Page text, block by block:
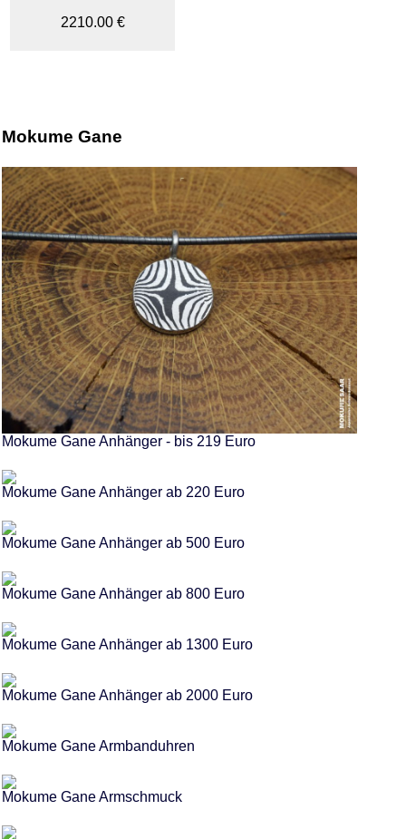
2210.00 €
Mokume Gane
Mokume Gane Anhänger - bis 219 Euro
Mokume Gane Anhänger ab 220 Euro
Mokume Gane Anhänger ab 500 Euro
Mokume Gane Anhänger ab 800 Euro
Mokume Gane Anhänger ab 1300 Euro
Mokume Gane Anhänger ab 2000 Euro
Mokume Gane Armbanduhren
Mokume Gane Armschmuck